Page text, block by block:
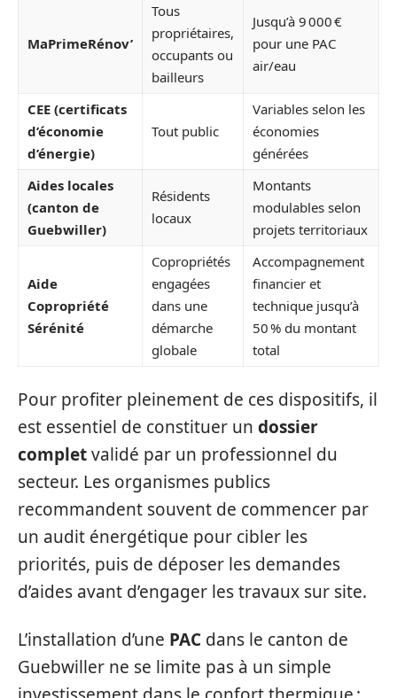
MaPrimeRénov’
Tous
propriétaires,
occupants ou
bailleurs
Jusqu’à 9 000 €
pour une PAC
air/eau
CEE (certificats
d’économie
d’énergie)
Tout public
Variables selon les
économies
générées
Aides locales
(canton de
Guebwiller)
Résidents
locaux
Montants
modulables selon
projets territoriaux
Aide
Copropriété
Sérénité
Copropriétés
engagées
dans une
démarche
globale
Accompagnement
financier et
technique jusqu’à
50 % du montant
total
Pour profiter pleinement de ces dispositifs, il
est essentiel de constituer un dossier
completvalidé par un professionnel du
secteur. Les organismes publics
recommandent souvent de commencer par
un audit énergétique pour cibler les
priorités, puis de déposer les demandes
d’aides avant d’engager les travaux sur site.
L’installation d’une PAC dans le canton de
Guebwiller ne se limite pas à un simple